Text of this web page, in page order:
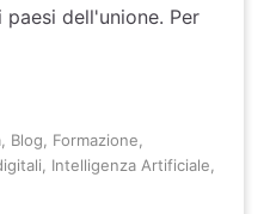
dell'unione. Per
Blog Formazione
Intelligenza Artificiale